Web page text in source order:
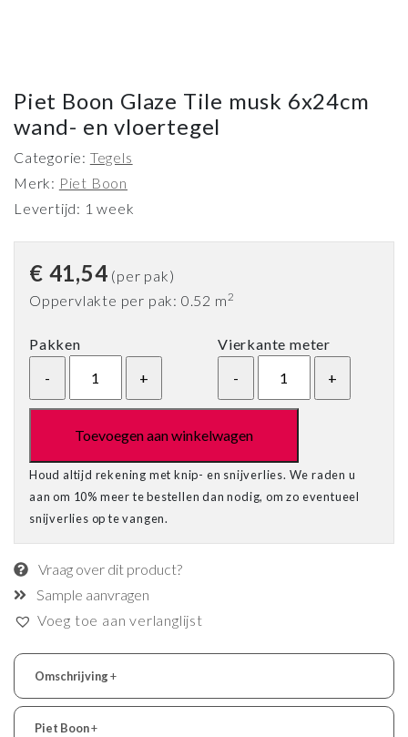
Piet Boon Glaze Tile musk 6x24cm
wand- en vloertegel
Categorie: Tegels
Merk: Piet Boon
Levertijd: 1 week
€ 41,54 (per pak)
Oppervlakte per pak: 0.52 m 2
Pakken Vierkante meter
Toevoegen aan winkelwagen
Houd altijd rekening met knip- en snijverlies. We raden u
aan om 10% meer te bestellen dan nodig, om zo eventueel
snijverlies op te vangen.
Vraag over dit product?
Sample aanvragen
Voeg toe aan verlanglijst
Omschrijving+
Piet Boon+